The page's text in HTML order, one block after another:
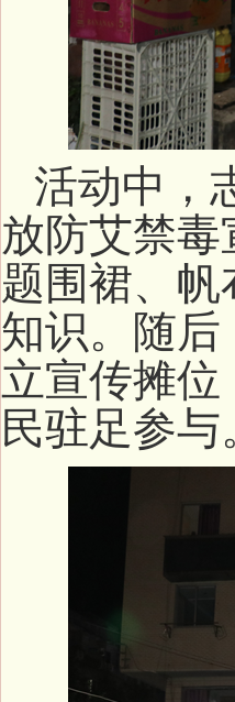
活动中，
放防艾禁
题围裙、
知识。随
立宣传摊
民驻足参与